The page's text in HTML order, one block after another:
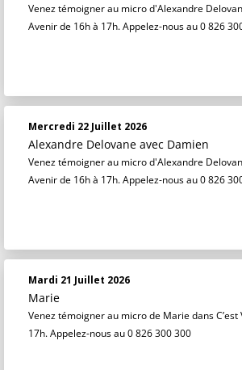
Venez témoigner au micro d'Alexandre
Avenir de 16h à 17h. Appelez-nous au 0 826
Mercredi 22 Juillet 2026
Alexandre Delovane avec Damien
Venez témoigner au micro d'Alexandre
Avenir de 16h à 17h. Appelez-nous au 0 826
Mardi 21 Juillet 2026
Marie
Venez témoigner au micro de Marie dans
17h. Appelez-nous au 0 826 300 300